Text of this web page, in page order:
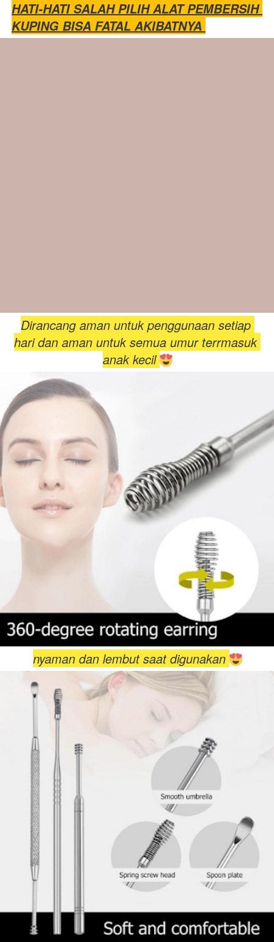
HATI-HATI SALAH PILIH ALAT PEMBERSIH
KUPING BISA FATAL AKIBATNYA
Dirancang aman untuk penggunaan setiap
hari dan aman untuk semua umur terrmasuk
anak kecil
nyaman dan lembut saat digunakan